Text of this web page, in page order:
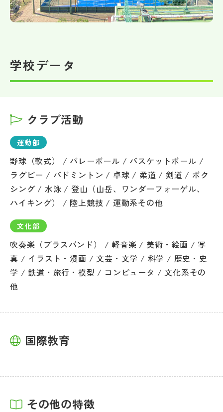
特集
その他
個人情報保護方針
サイトマップ
運営会社
学校データ
クラブ活動
運動部
野球（軟式） / バレーボール / バスケットボール /
ラグビー / バドミントン / 卓球 / 柔道 / 剣道 / ボク
シング / 水泳 / 登山（山岳、ワンダーフォーゲル、
ハイキング） / 陸上競技 / 運動系その他
文化部
吹奏楽（ブラスバンド） / 軽音楽 / 美術・絵画 / 写
真 / イラスト・漫画 / 文芸・文学 / 科学 / 歴史・史
学 / 鉄道・旅行・模型 / コンピュータ / 文化系その
他
国際教育
その他の特徴